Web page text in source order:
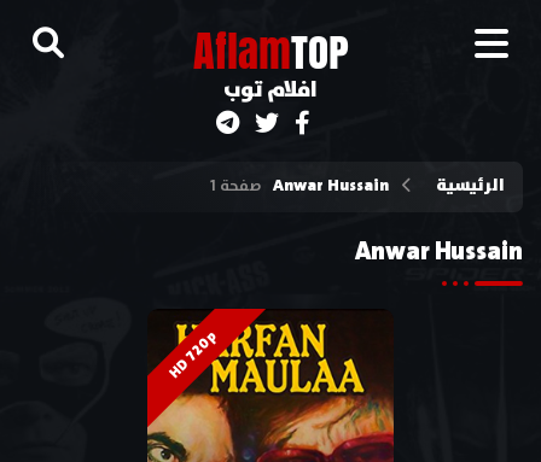
AflamTOP
افلام توب
الرئيسية Anwar Hussain صفحة 1
Anwar Hussain
HD 720p